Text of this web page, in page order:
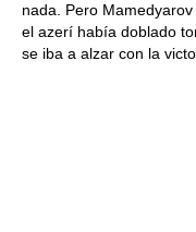
nada. Pero
el azerí había doblado
se iba a alzar con la